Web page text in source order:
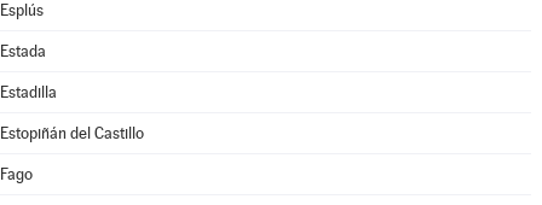
Esplús
Estada
Estadilla
Estopiñán del Castillo
Fago